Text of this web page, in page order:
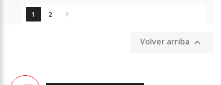
1 2 
Volver arriba 